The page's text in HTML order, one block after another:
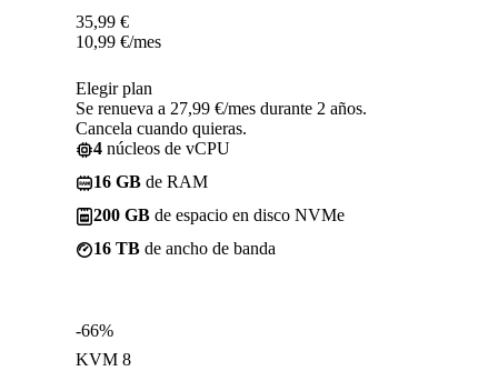
35,99 €
10,99 €/mes
Elegir plan
Se renueva a 27,99 €/mes durante 2 años.
Cancela cuando quieras.
4 núcleos de vCPU
16 GB de RAM
200 GB de espacio en disco NVMe
16 TB de ancho de banda
-66%
KVM 8